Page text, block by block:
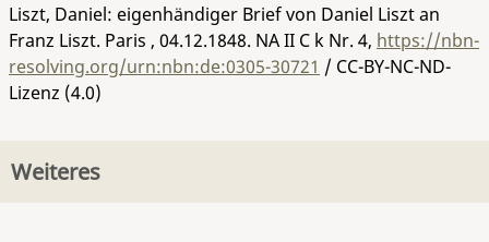
Liszt, Daniel: eigenhändiger Brief von Daniel Liszt an
Franz Liszt. Paris , 04.12.1848. NA II C k Nr. 4, https://nbn-
resolving.org/urn:nbn:de:0305-30721 / CC-BY-NC-ND-
Lizenz (4.0)
Weiteres